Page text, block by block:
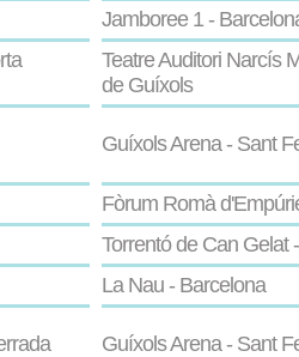
Jamboree 1 -
Teatre Auditori Narcís
de Guíxols
Guíxols Arena - Sant
Fòrum Romà
Torrentó de Can Gelat
La Nau - Barcelona
Guíxols Arena - Sant